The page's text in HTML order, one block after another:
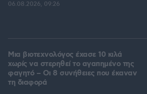
06.08.2026, 09:26
Μια βιοτεχνολόγος έχασε 10 κιλά
χωρίς να στερηθεί το αγαπημένο της
φαγητό – Οι 8 συνήθειες που έκαναν
τη διαφορά